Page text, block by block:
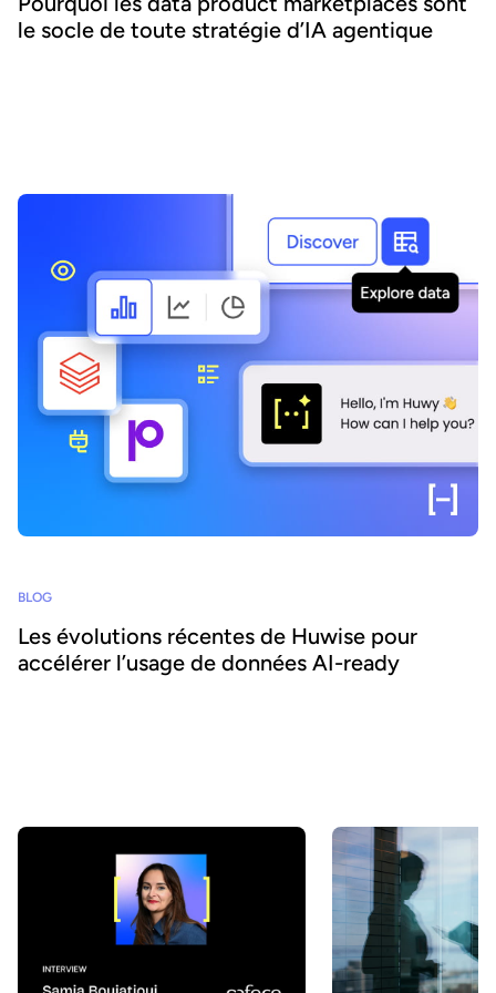
le socle de toute stratégie d’IA agentique
BLOG
Les évolutions récentes de Huwise pour
accélérer l’usage de données AI-ready